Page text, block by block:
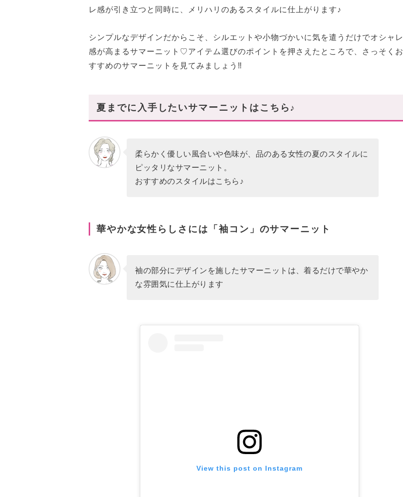
レ感が引き立つと同時に、メリハリのあるスタイルに仕上がります♪
シンプルなデザインだからこそ、シルエットや小物づかいに気を遣うだけでオシャレ
感が高まるサマーニット♡アイテム選びのポイントを押さえたところで、さっそくお
すすめのサマーニットを見てみましょう‼
夏までに入手したいサマーニットはこちら♪
柔らかく優しい風合いや色味が、品のある女性の夏のスタイルに
ピッタリなサマーニット。
おすすめのスタイルはこちら♪
華やかな女性らしさには「袖コン」のサマーニット
袖の部分にデザインを施したサマーニットは、着るだけで華やか
な雰囲気に仕上がります
View this post on Instagram